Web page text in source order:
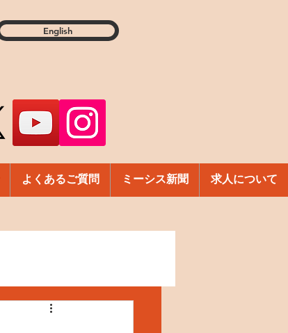
English
よくあるご質問 ミーシス新聞 求人について